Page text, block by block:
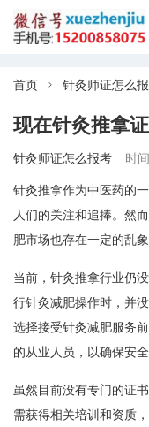
首页  针灸师证怎么
现在针灸推拿
针灸师证怎么报考 时
针灸推拿作为中医药的
人们的关注和追捧。然
肥市场也存在一定的乱象
当前，针灸推拿行业仍
行针灸减肥操作时，并
选择接受针灸减肥服务
的从业人员，以确保安全
虽然目前没有专门的证
需获得相关培训和资质